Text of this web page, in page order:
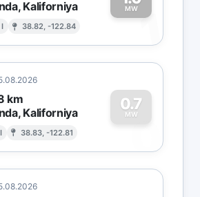
Kaliforniya
I 38.82, -122.84
MW1
km
Kaliforniya
I 38.83, -122.81
0.7
MW
0